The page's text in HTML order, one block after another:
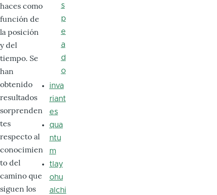
haces como
función de
la posición
y del
tiempo. Se
han
obtenido
resultados
sorprenden
tes
respecto al
conocimien
to del
camino que
siguen los
s
p
e
a
d
o
inva
riant
es
qua
ntu
m
tlay
ohu
alchi